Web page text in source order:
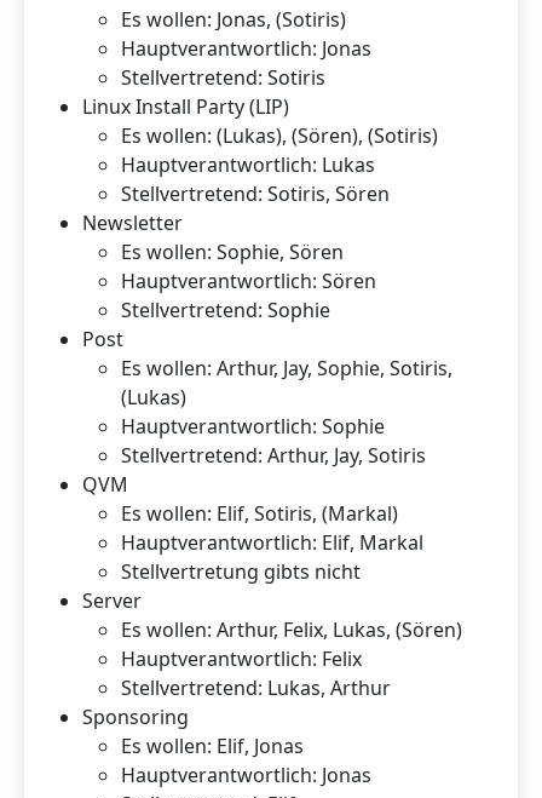
Es wollen: Jonas, (Sotiris)
Hauptverantwortlich: Jonas
Stellvertretend: Sotiris
Linux Install Party (LIP)
Es wollen: (Lukas), (Sören), (Sotiris)
Hauptverantwortlich: Lukas
Stellvertretend: Sotiris, Sören
Newsletter
Es wollen: Sophie, Sören
Hauptverantwortlich: Sören
Stellvertretend: Sophie
Post
Es wollen: Arthur, Jay, Sophie, Sotiris,
(Lukas)
Hauptverantwortlich: Sophie
Stellvertretend: Arthur, Jay, Sotiris
QVM
Es wollen: Elif, Sotiris, (Markal)
Hauptverantwortlich: Elif, Markal
Stellvertretung gibts nicht
Server
Es wollen: Arthur, Felix, Lukas, (Sören)
Hauptverantwortlich: Felix
Stellvertretend: Lukas, Arthur
Sponsoring
Es wollen: Elif, Jonas
Hauptverantwortlich: Jonas